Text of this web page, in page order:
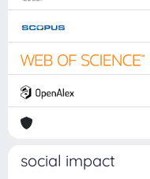
social impact